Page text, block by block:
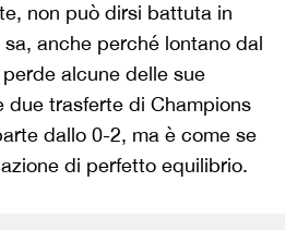
non può dirsi battuta in
sa, anche perché lontano dal
alcune delle sue
due trasferte di Champions
dallo 0-2, ma è come se
di perfetto equilibrio.